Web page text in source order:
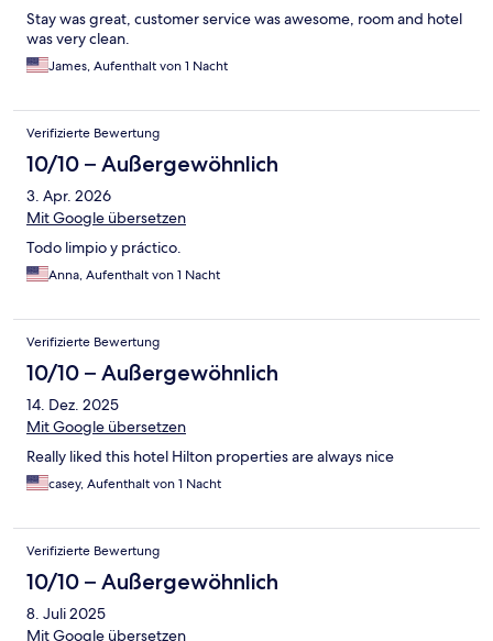
Stay was great, customer service was awesome, room and hotel
was very clean.
James, Aufenthalt von 1 Nacht
Verifizierte Bewertung
10/10 – Außergewöhnlich
3. Apr. 2026
Mit Google übersetzen
Todo limpio y práctico.
Anna, Aufenthalt von 1 Nacht
Verifizierte Bewertung
10/10 – Außergewöhnlich
14. Dez. 2025
Mit Google übersetzen
Really liked this hotel Hilton properties are always nice
casey, Aufenthalt von 1 Nacht
Verifizierte Bewertung
10/10 – Außergewöhnlich
8. Juli 2025
Mit Google übersetzen